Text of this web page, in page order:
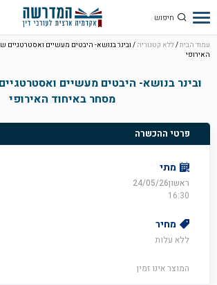
עמוד הבית/ללא קטגוריה / ובינר בנושא- היבטים מעשיים ואסטרטגיים
האירופי
ובינר בנושא- היבטים מעשיים
מסחר באיחוד האירופי
פרטי ההכשרה
מתי
ראשון24/05/26
16:30
מחיר
ללא עלות
המוצר אינו זמין